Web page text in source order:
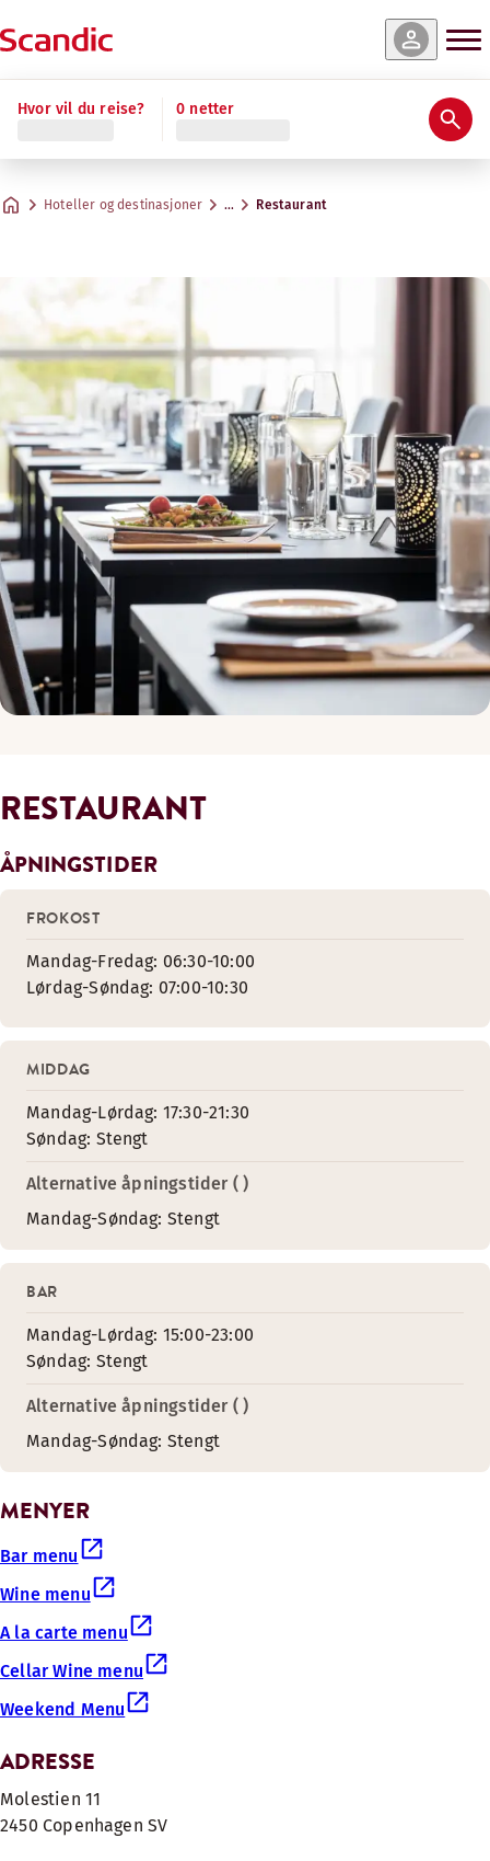
Hvor vil du reise? 0 netter
Hoteller og destinasjoner … Restaurant
RESTAURANT
ÅPNINGSTIDER
FROKOST
Mandag-Fredag: 06:30-10:00
Lørdag-Søndag: 07:00-10:30
MIDDAG
Mandag-Lørdag: 17:30-21:30
Søndag: Stengt
Alternative åpningstider ( )
Mandag-Søndag: Stengt
BAR
Mandag-Lørdag: 15:00-23:00
Søndag: Stengt
Alternative åpningstider ( )
Mandag-Søndag: Stengt
MENYER
Bar menu
Wine menu
A la carte menu
Cellar Wine menu
Weekend Menu
ADRESSE
Molestien 11
2450 Copenhagen SV